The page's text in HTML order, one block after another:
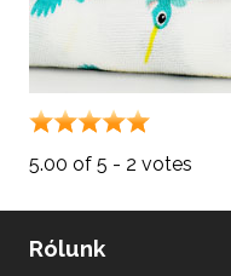
5.00 of 5 - 2 votes
for
Rólunk